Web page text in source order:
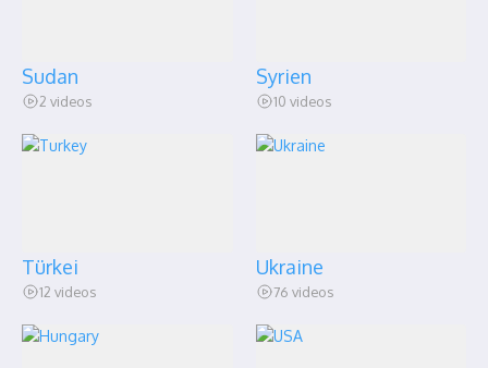
Sudan
2 videos
Syrien
10 videos
Türkei
12 videos
Ukraine
76 videos